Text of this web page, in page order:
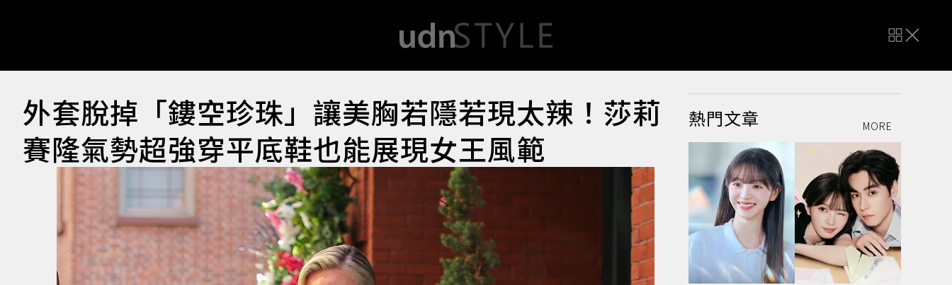
外套脫掉「鏤空珍珠」讓美胸若隱若現太辣！莎莉
賽隆氣勢超強穿平底鞋也能展現女王風範
熱門文章 MORE